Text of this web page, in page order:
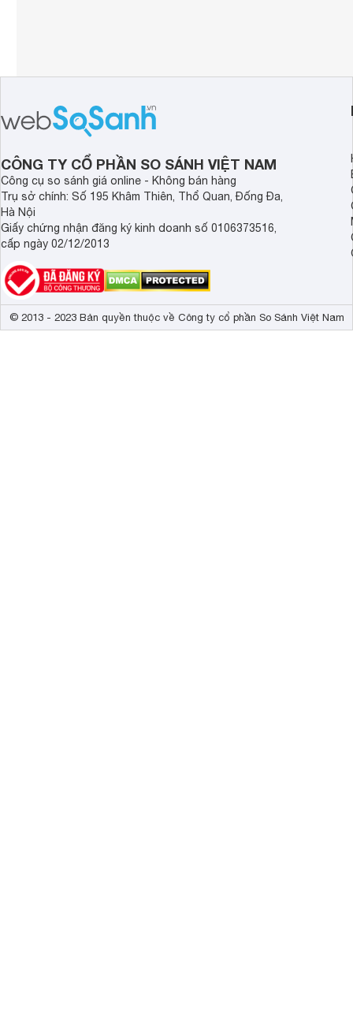
CÔNG TY CỔ PHẦN SO SÁNH VIỆT NAM
Công cụ so sánh giá online - Không bán hàng
Trụ sở chính: Số 195 Khâm Thiên, Thổ Quan, Đống Đa,
Hà Nội
Giấy chứng nhận đăng ký kinh doanh số 0106373516,
cấp ngày 02/12/2013
© 2013 - 2023 Bản quyền thuộc về Công ty cổ phần So Sánh Việt Nam